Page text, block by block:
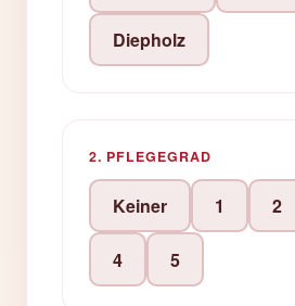
Diepholz
2. PFLEGEGRAD
Keiner 1 2
4 5